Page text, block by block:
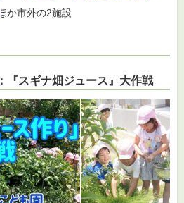
か市外の2施設
『スギナ畑ジュース』大作戦